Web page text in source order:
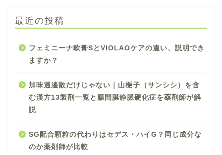
最近の投稿
フェミニーナ軟膏SとVIOLAOケアの違い、説明でき
ますか？
加味逍遙散だけじゃない｜山梔子（サンシシ）を含
む漢方13製剤一覧と腸間膜静脈硬化症を薬剤師が解
説
SG配合顆粒の代わりはセデス・ハイG？同じ成分な
のか薬剤師が比較